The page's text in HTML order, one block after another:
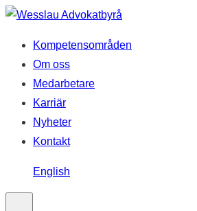
Hoppa
innehåll
Kompetensområden
Om oss
Medarbetare
Karriär
Nyheter
Kontakt
English